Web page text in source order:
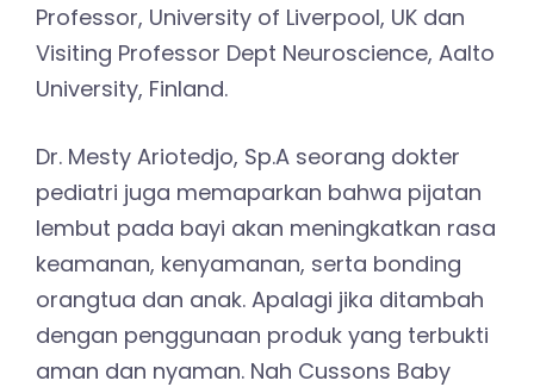
Professor, University of Liverpool, UK dan
Visiting Professor Dept Neuroscience, Aalto
University, Finland.
Dr. Mesty Ariotedjo, Sp.A seorang dokter
pediatri juga memaparkan bahwa pijatan
lembut pada bayi akan meningkatkan rasa
keamanan, kenyamanan, serta bonding
orangtua dan anak. Apalagi jika ditambah
dengan penggunaan produk yang terbukti
aman dan nyaman. Nah Cussons Baby